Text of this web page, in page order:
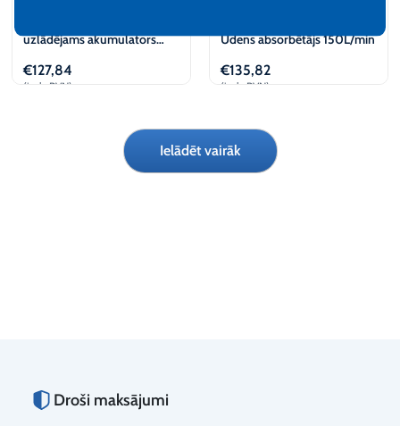
uzlādējams akumulators
€127,84
(iesk. PVN)
Ūdens absorbētājs 150L/min
€135,82
(iesk. PVN)
Ielādēt vairāk
Droši maksājumi